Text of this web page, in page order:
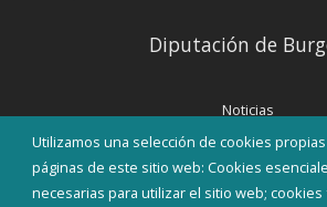
Utilizamos una selección de cookies
páginas de este sitio web: Cookies
necesarias para utilizar el sitio web;
Diputación de
Noticias
Eventos
Corporación Municipal
Teléfonos de interés